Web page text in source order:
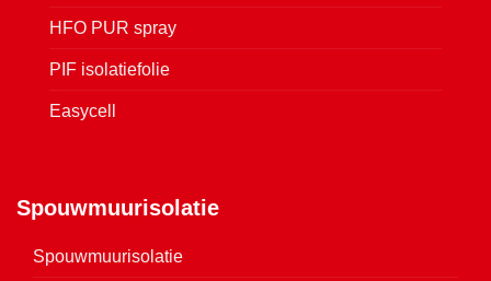
HFO PUR spray
PIF isolatiefolie
Easycell
Spouwmuurisolatie
Spouwmuurisolatie